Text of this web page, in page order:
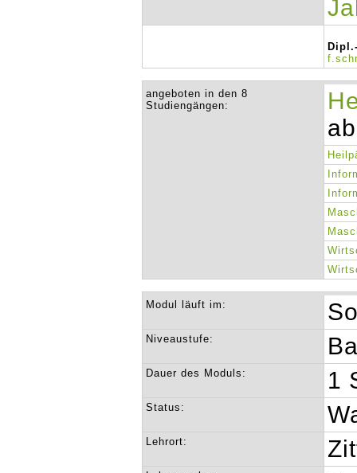
angeboten in den 8
Studiengängen:
Modul läuft im:
Niveaustufe:
Dauer des Moduls: 1
Status:
Lehrort: